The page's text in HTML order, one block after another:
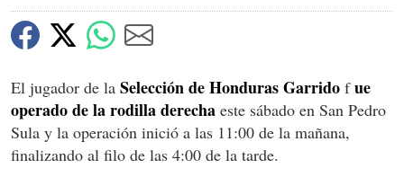
El jugador de la Selección de Honduras Garrido fue
operado de la rodilla derecha este sábado en San Pedro
Sula y la operación inició a las 11:00 de la mañana,
finalizando al filo de las 4:00 de la tarde.